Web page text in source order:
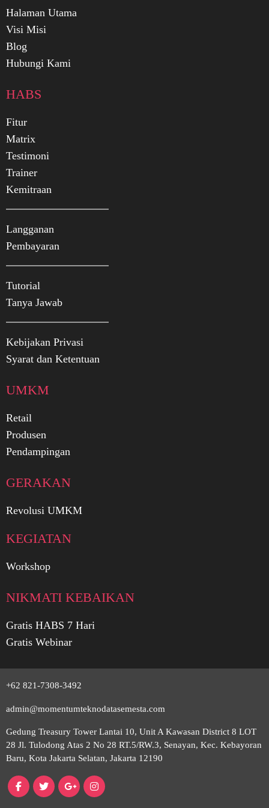
Halaman Utama
Visi Misi
Blog
Hubungi Kami
HABS
Fitur
Matrix
Testimoni
Trainer
Kemitraan
Langganan
Pembayaran
Tutorial
Tanya Jawab
Kebijakan Privasi
Syarat dan Ketentuan
UMKM
Retail
Produsen
Pendampingan
GERAKAN
Revolusi UMKM
KEGIATAN
Workshop
NIKMATI KEBAIKAN
Gratis HABS 7 Hari
Gratis Webinar
+62 821-7308-3492
admin@momentumteknodatasemesta.com
Gedung Treasury Tower Lantai 10, Unit A Kawasan District 8 LOT
28 Jl. Tulodong Atas 2 No 28 RT.5/RW.3, Senayan, Kec. Kebayoran
Baru, Kota Jakarta Selatan, Jakarta 12190